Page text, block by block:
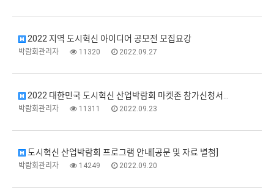
2022 지역 도시혁신 아이디어 공모전 모집요강
박람회관리자 11320 2022.09.27
2022 대한민국 도시혁신 산업박람회 마켓존 참가신청서…
박람회관리자 11311 2022.09.23
도시혁신 산업박람회 프로그램 안내[공문 및 자료 별첨]
박람회관리자 14249 2022.09.20